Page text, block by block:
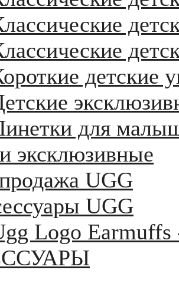
детские
для
эксклюзивные
UGG
UGG
Logo